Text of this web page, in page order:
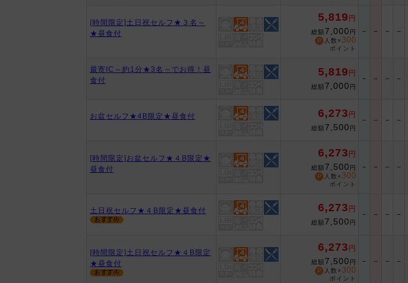
[時間限定]土日祝セルフ★３名～
★昼食付
5,819 円
総額 7,000 円
人数× 300
ポイント
－ － － －
最寄IC～約1分★3名～でお得！昼
食付
5,819 円
総額 7,000 円
－ － － －
お盆セルフ★4B限定★昼食付 6,273 円
総額 7,500 円
－ － － －
[時間限定]お盆セルフ★４B限定★
昼食付
6,273 円
総額 7,500 円
人数× 300
ポイント
－ － － －
土日祝セルフ★４B限定★昼食付 6,273 円
総額 7,500 円
－ － － －
[時間限定]土日祝セルフ★４B限定
★昼食付
6,273 円
総額 7,500 円
人数× 300
ポイント
－ － － －